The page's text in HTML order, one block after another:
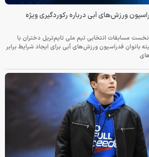
ورزش‌های آبی درباره رکوردگیری ویژه
مسابقات انتخابی تیم ملی تایم‌تریل دختران با
بانوان فدراسیون ورزش‌های آبی برای ایجاد شرایط برابر